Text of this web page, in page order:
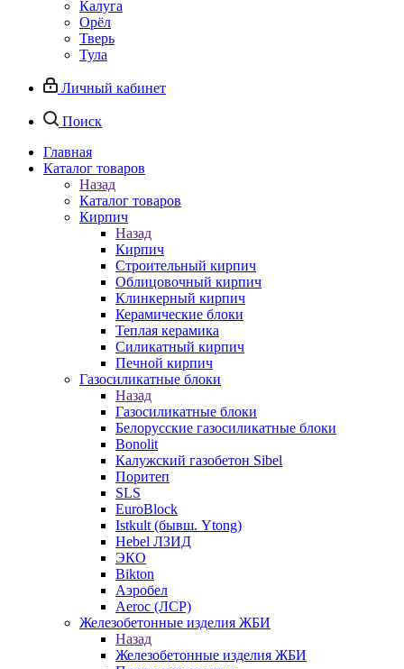
Калуга
Орёл
Тверь
Тула
Личный кабинет
Поиск
Главная
Каталог товаров
Назад
Каталог товаров
Кирпич
Назад
Кирпич
Строительный кирпич
Облицовочный кирпич
Клинкерный кирпич
Керамические блоки
Теплая керамика
Силикатный кирпич
Печной кирпич
Газосиликатные блоки
Назад
Газосиликатные блоки
Белорусские газосиликатные блоки
Bonolit
Калужский газобетон Sibel
Поритеп
SLS
EuroBlock
Istkult (бывш. Ytong)
Hebel ЛЗИД
ЭКО
Bikton
Аэробел
Aeroc (ЛСР)
Железобетонные изделия ЖБИ
Назад
Железобетонные изделия ЖБИ